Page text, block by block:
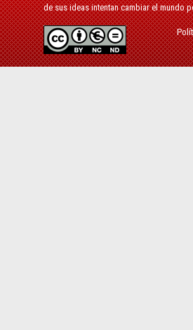
de sus ideas intentan cambiar el mundo